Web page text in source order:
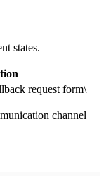
states.
request form\
channel